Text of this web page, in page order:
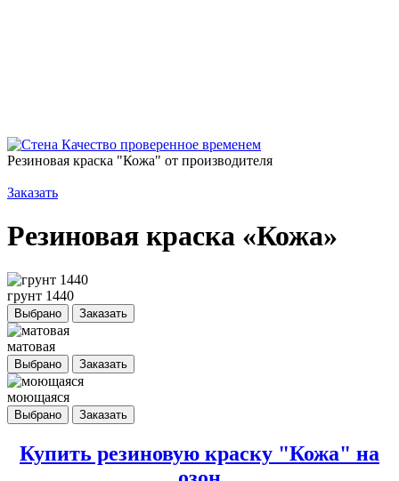
Качество проверенное временем
Резиновая краска "Кожа" от производителя
Заказать
Резиновая краска «Кожа»
грунт 1440
Выбрано Заказать
матовая
Выбрано Заказать
моющаяся
Выбрано Заказать
Купить резиновую краску "Кожа" на